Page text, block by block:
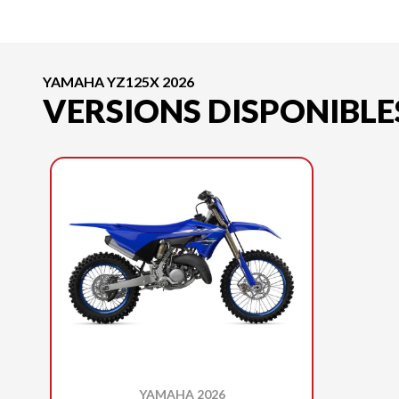
YAMAHA YZ125X 2026
VERSIONS
YAMAHA 2026